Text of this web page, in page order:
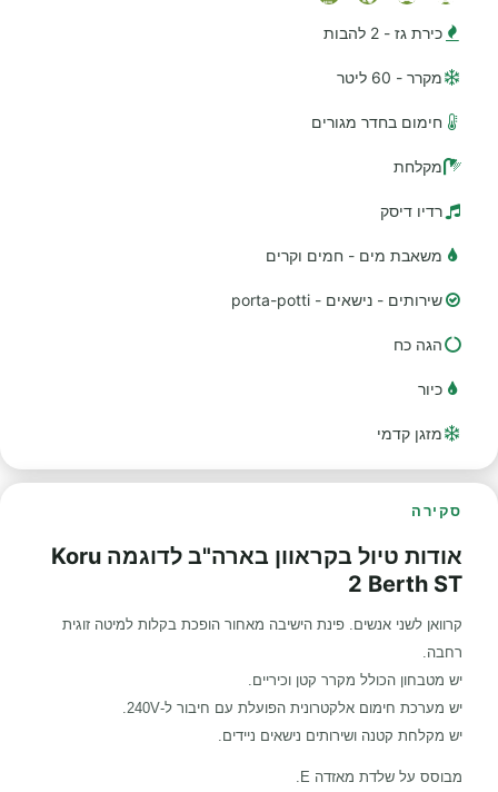
כירת גז - 2 להבות
מקרר - 60 ליטר
חימום בחדר מגורים
מקלחת
רדיו דיסק
משאבת מים - חמים וקרים
שירותים - נישאים - porta-potti
הגה כח
כיור
מזגן קדמי
סקירה
אודות טיול בקראוון בארה"ב לדוגמה Koru
2 Berth ST
קרוואן לשני אנשים. פינת הישיבה מאחור הופכת בקלות למיטה זוגית
רחבה.
יש מטבחון הכולל מקרר קטן וכיריים.
יש מערכת חימום אלקטרונית הפועלת עם חיבור ל-240V.
יש מקלחת קטנה ושירותים נישאים ניידים.
מבוסס על שלדת מאזדה E.